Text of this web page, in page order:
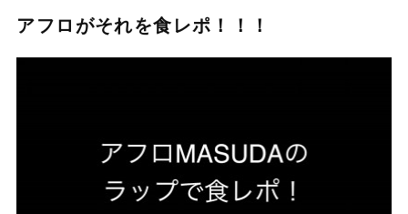
アフロがそれを食レポ！！！